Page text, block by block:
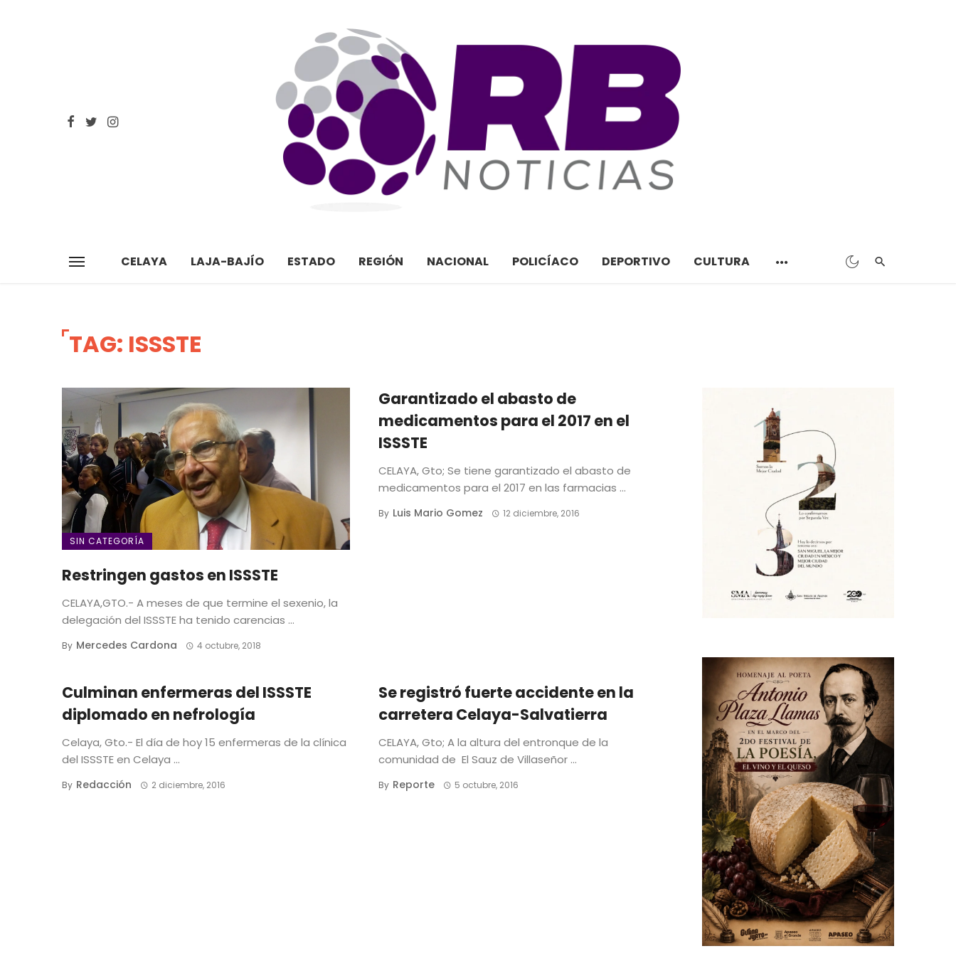
CELAYA LAJA-BAJÍO ESTADO REGIÓN NACIONAL POLICÍACO DEPORTIVO CULTURA
TAG: ISSSTE
SIN CATEGORÍA
Restringen gastos en ISSSTE
CELAYA,GTO.- A meses de que termine el sexenio, la
delegación del ISSSTE ha tenido carencias ...
By Mercedes Cardona 4 octubre, 2018
Garantizado el abasto de
medicamentos para el 2017 en el
ISSSTE
CELAYA, Gto; Se tiene garantizado el abasto de
medicamentos para el 2017 en las farmacias ...
By Luis Mario Gomez 12 diciembre, 2016
Culminan enfermeras del ISSSTE
diplomado en nefrología
Celaya, Gto.- El día de hoy 15 enfermeras de la clínica
del ISSSTE en Celaya ...
By Redacción 2 diciembre, 2016
Se registró fuerte accidente en la
carretera Celaya-Salvatierra
CELAYA, Gto; A la altura del entronque de la
comunidad de El Sauz de Villaseñor ...
By Reporte 5 octubre, 2016